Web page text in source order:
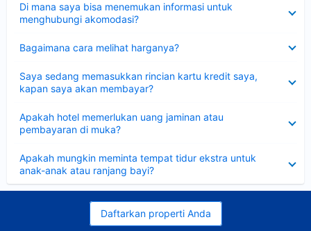
Di mana saya bisa menemukan informasi untuk
menghubungi akomodasi?
Bagaimana cara melihat harganya?
Saya sedang memasukkan rincian kartu kredit saya,
kapan saya akan membayar?
Apakah hotel memerlukan uang jaminan atau
pembayaran di muka?
Apakah mungkin meminta tempat tidur ekstra untuk
anak-anak atau ranjang bayi?
Daftarkan properti Anda